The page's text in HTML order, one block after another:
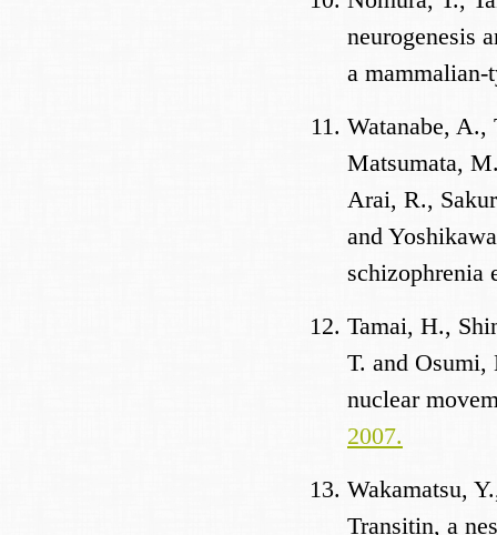
neurogenesis
a
Watanabe, A.,
Matsumata,
Arai, R.,
and
schizophrenia
Tamai, H.,
T. and
nuclear
2007.
Wakamatsu,
Transitin, a